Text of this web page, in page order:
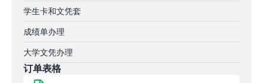
学生卡和文凭套
成绩单办理
大学文凭办理
订单表格